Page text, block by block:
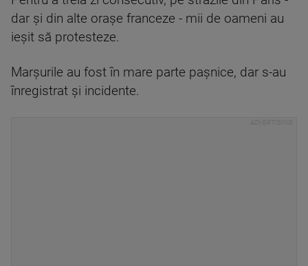
dar și din alte orașe franceze - mii de oameni au
ieșit să protesteze.
Marșurile au fost în mare parte pașnice, dar s-au
înregistrat și incidente.